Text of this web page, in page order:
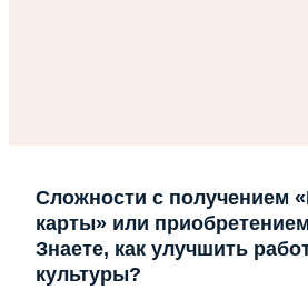
Сложности с получением
карты» или
Знаете, как улучшить
культуры?